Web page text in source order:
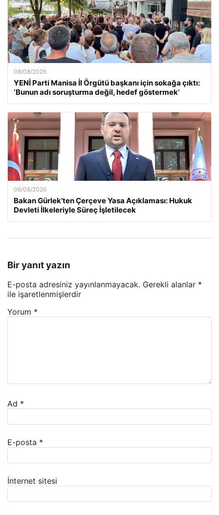
08/08/2026
YENİ Parti Manisa İl Örgütü başkanı için sokağa çıktı:
‘Bunun adı soruşturma değil, hedef göstermek’
06/08/2026
Bakan Gürlek’ten Çerçeve Yasa Açıklaması: Hukuk
Devleti İlkeleriyle Süreç İşletilecek
Bir yanıt yazın
E-posta adresiniz yayınlanmayacak. Gerekli alanlar *
ile işaretlenmişlerdir
Yorum *
Ad *
E-posta *
İnternet sitesi